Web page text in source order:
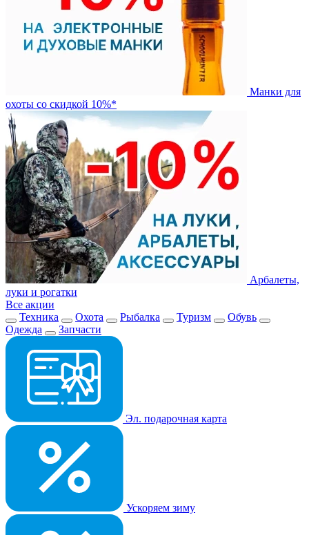
Манки для
охоты со скидкой 10%*
Арбалеты,
луки и рогатки
Все акции
Техника
Охота Рыбалка Туризм
Обувь
Одежда
Запчасти
Эл. подарочная карта
Ускоряем зиму